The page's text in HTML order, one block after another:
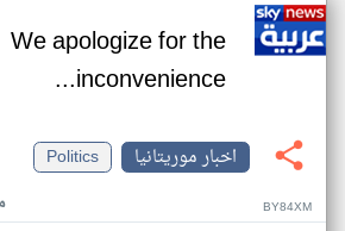
We apologize for the
inconvenience...
اخبار موريتانيا
Politics
BY84XM